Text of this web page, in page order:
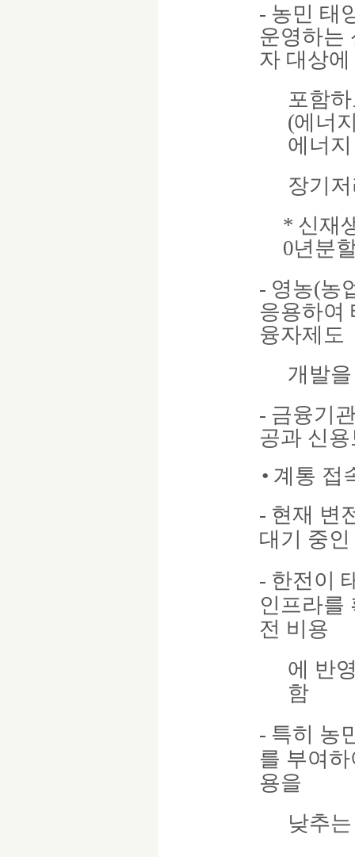
- 농민 태
운영하는
자 대상에
포함
(에너
에너
장기
* 신재
0년분
- 영농(농
응용하여
융자제도
개발
- 금융기
공과 신
• 계통 접
- 현재 변
대기 중
- 한전이
인프라를
전 비용
에 반
함
- 특히 농
를 부여
용을
낮추